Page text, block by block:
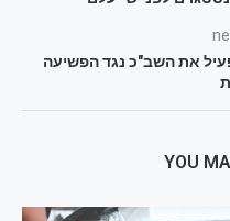
את השב"כ נגד הפשיעה
YOU